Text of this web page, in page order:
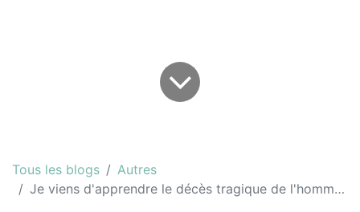
Tous les blogs
Autres
Je viens d'apprendre le décès tragique de l'homme qui m'aimait